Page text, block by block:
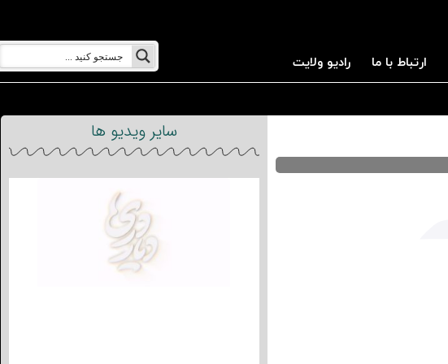
ارتباط با ما رادیو ولایت
سایر ویدیو ها